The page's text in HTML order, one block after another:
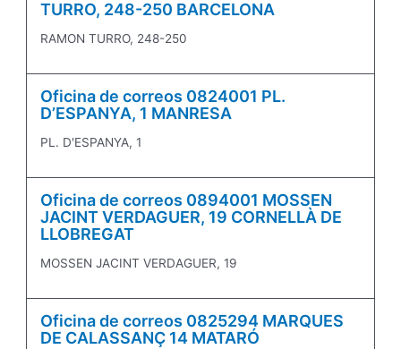
TURRO, 248-250 BARCELONA
RAMON TURRO, 248-250
Oficina de correos 0824001 PL.
D’ESPANYA, 1 MANRESA
PL. D'ESPANYA, 1
Oficina de correos 0894001 MOSSEN
JACINT VERDAGUER, 19 CORNELLÀ DE
LLOBREGAT
MOSSEN JACINT VERDAGUER, 19
Oficina de correos 0825294 MARQUES
DE CALASSANÇ 14 MATARÓ